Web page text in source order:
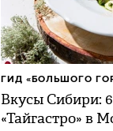
Вкусы Сибири:
«Тайгастро» в
ГИД «БОЛЬШОГО